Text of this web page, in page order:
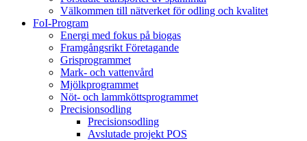
Välkommen till nätverket för odling och kvalitet
FoI-Program
Energi med fokus på biogas
Framgångsrikt Företagande
Grisprogrammet
Mark- och vattenvård
Mjölkprogrammet
Nöt- och lammköttsprogrammet
Precisionsodling
Precisionsodling
Avslutade projekt POS